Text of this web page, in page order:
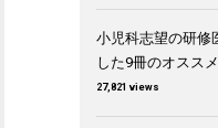
小児科志望の研修
した9冊のオスス
27,821 views